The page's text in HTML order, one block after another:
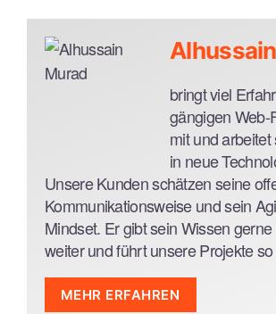
Node, Meteor, Express, Socket.io
Sass, Less
npm, yarn, Webpack, rollup, lerna
mongoDB
Jest, Karma, Mocca, Jasmine,
JavaScript / TypeScript
Python
Objective-C, Swift, SwiftUI
Bash
Architekturpattern und
SPAs, Micro-Frontends
Microservices & Software as a
(SaaS)
RESTful APIs
API-Design
bringt viel
gängigen Web-
mit und
in neue
Unsere Kunden schätzen seine
Kommunikationsweise und sein
Mindset. Er gibt sein Wissen
weiter und führt unsere Projekte
MEHR ERFAHREN